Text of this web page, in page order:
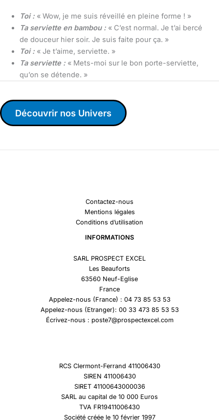
Toi : « Wow, je me suis réveillé en pleine forme ! »
Ta serviette en bambou : « C’est normal. Je t’ai bercé
de douceur hier soir. Je suis faite pour ça. »
Toi : « Je t’aime, serviette. »
Ta serviette : « Mets-moi sur le bon porte-serviette,
qu’on se détende. »
Découvrir nos Univers
Contactez-nous
Mentions légales
Conditions d’utilisation
INFORMATIONS
SARL PROSPECT EXCEL
Les Beauforts
63560 Neuf-Eglise
France
Appelez-nous (France) : 04 73 85 53 53
Appelez-nous (Etranger): 00 33 473 85 53 53
Écrivez-nous : poste7@prospectexcel.com
RCS Clermont-Ferrand 411006430
SIREN 411006430
SIRET 41100643000036
SARL au capital de 10 000 Euros
TVA FR19411006430
Société créée le 10 février 1997